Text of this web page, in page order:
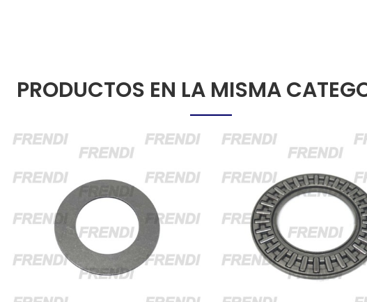
PRODUCTOS EN LA MISMA